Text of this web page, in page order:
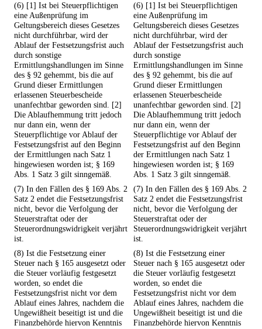
(6) [1] Ist bei Steuerpflichtigen
eine Außenprüfung im
Geltungsbereich dieses Gesetzes
nicht durchführbar, wird der
Ablauf der Festsetzungsfrist auch
durch sonstige
Ermittlungshandlungen im Sinne
des § 92 gehemmt, bis die auf
Grund dieser Ermittlungen
erlassenen Steuerbescheide
unanfechtbar geworden sind. [2]
Die Ablaufhemmung tritt jedoch
nur dann ein, wenn der
Steuerpflichtige vor Ablauf der
Festsetzungsfrist auf den Beginn
der Ermittlungen nach Satz 1
hingewiesen worden ist; § 169
Abs. 1 Satz 3 gilt sinngemäß.
(6) [1] Ist bei Steuerpflichtigen
eine Außenprüfung im
Geltungsbereich dieses Gesetzes
nicht durchführbar, wird der
Ablauf der Festsetzungsfrist auch
durch sonstige
Ermittlungshandlungen im Sinne
des § 92 gehemmt, bis die auf
Grund dieser Ermittlungen
erlassenen Steuerbescheide
unanfechtbar geworden sind. [2]
Die Ablaufhemmung tritt jedoch
nur dann ein, wenn der
Steuerpflichtige vor Ablauf der
Festsetzungsfrist auf den Beginn
der Ermittlungen nach Satz 1
hingewiesen worden ist; § 169
Abs. 1 Satz 3 gilt sinngemäß.
(7) In den Fällen des § 169 Abs. 2
Satz 2 endet die Festsetzungsfrist
nicht, bevor die Verfolgung der
Steuerstraftat oder der
Steuerordnungswidrigkeit verjährt
ist.
(7) In den Fällen des § 169 Abs. 2
Satz 2 endet die Festsetzungsfrist
nicht, bevor die Verfolgung der
Steuerstraftat oder der
Steuerordnungswidrigkeit verjährt
ist.
(8) Ist die Festsetzung einer
Steuer nach § 165 ausgesetzt oder
die Steuer vorläufig festgesetzt
worden, so endet die
Festsetzungsfrist nicht vor dem
Ablauf eines Jahres, nachdem die
Ungewißheit beseitigt ist und die
Finanzbehörde hiervon Kenntnis
(8) Ist die Festsetzung einer
Steuer nach § 165 ausgesetzt oder
die Steuer vorläufig festgesetzt
worden, so endet die
Festsetzungsfrist nicht vor dem
Ablauf eines Jahres, nachdem die
Ungewißheit beseitigt ist und die
Finanzbehörde hiervon Kenntnis